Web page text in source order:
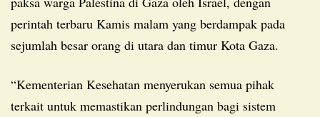
perintah terbaru Kamis malam yang berdampak pada
sejumlah besar orang di utara dan timur Kota Gaza.
“Kementerian Kesehatan menyerukan semua pihak
terkait untuk memastikan perlindungan bagi sistem